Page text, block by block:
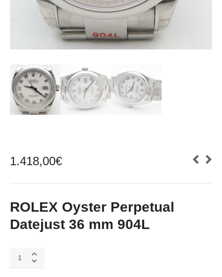
1.418,00€
ROLEX Oyster Perpetual
Datejust 36 mm 904L
ROLEX
Oyster